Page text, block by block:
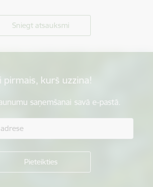
Sniegt atsauksmi
pirmais, kurš uzzina!
saņemšanai savā e-pastā.